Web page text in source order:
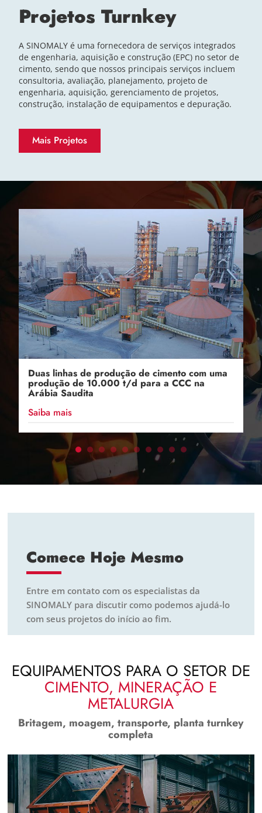
Projetos Turnkey
A SINOMALY é uma fornecedora de serviços integrados
de engenharia, aquisição e construção (EPC) no setor de
cimento, sendo que nossos principais serviços incluem
consultoria, avaliação, planejamento, projeto de
engenharia, aquisição, gerenciamento de projetos,
construção, instalação de equipamentos e depuração.
Mais Projetos
Duas linhas de produção de cimento com uma
produção de 10.000 t/d para a CCC na
Arábia Saudita
Saiba mais
Comece Hoje Mesmo
Entre em contato com os especialistas da
SINOMALY para discutir como podemos ajudá-lo
com seus projetos do início ao fim.
EQUIPAMENTOS PARA O SETOR DE
CIMENTO, MINERAÇÃO E
METALURGIA
Britagem, moagem, transporte, planta turnkey
completa